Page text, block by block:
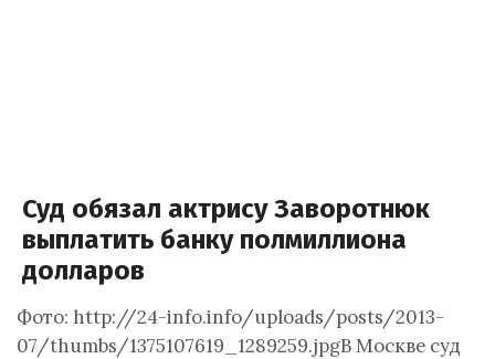
Суд обязал актрису Заворотнюк
выплатить банку полмиллиона
долларов
Фото: http://24-info.info/uploads/posts/2013-
07/thumbs/1375107619_1289259.jpgВ Москве суд